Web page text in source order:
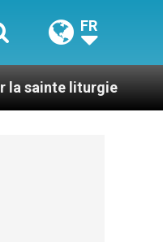
FR
Où en est la